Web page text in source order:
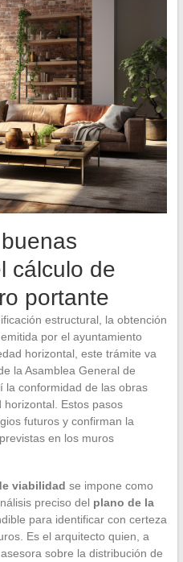
cálculo de
portante
estructural, la obtención
emitida por el ayuntamiento
horizontal, este trámite va
la Asamblea General de
la conformidad de las obras
Estos pasos
futuros y confirman la
en los muros
viabilidad se impone como
preciso del plano de la
para identificar con certeza
Es el arquitecto quien, a
sobre la distribución de